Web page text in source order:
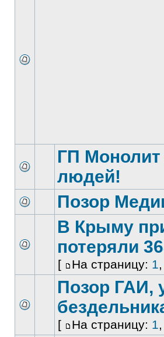
ГП
людей!
Позор
В Крыму
потеряли
[ На страницу: 1,
Позор ГАИ,
[ На страницу: 1,